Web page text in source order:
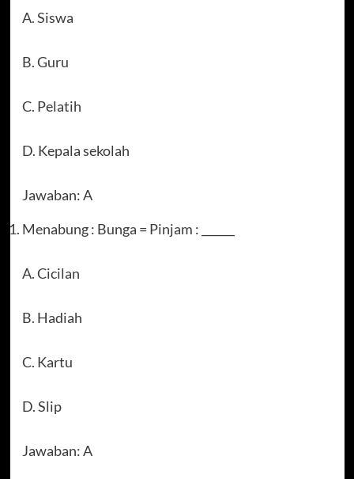
A. Siswa
B. Guru
C. Pelatih
D. Kepala sekolah
Jawaban: A
Menabung : Bunga = Pinjam : ______
A. Cicilan
B. Hadiah
C. Kartu
D. Slip
Jawaban: A